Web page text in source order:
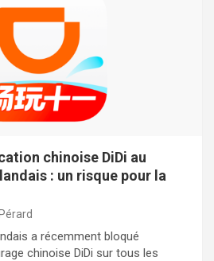
chinoise DiDi au
: un risque pour la
a récemment bloqué
chinoise DiDi sur tous les